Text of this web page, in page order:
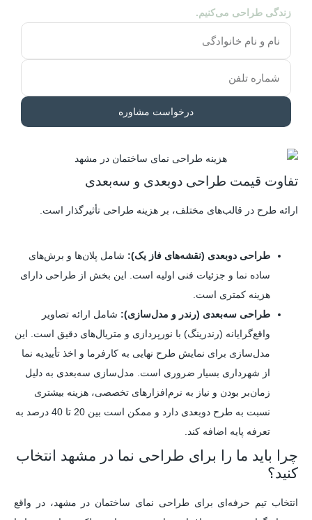
زندگی طراحی می‌کنیم.
درخواست مشاوره
تفاوت قیمت طراحی دوبعدی و سه‌بعدی
ارائه طرح در قالب‌های مختلف، بر هزینه طراحی تأثیرگذار است.
طراحی دوبعدی (نقشه‌های فاز یک): شامل پلان‌ها و برش‌های
ساده نما و جزئیات فنی اولیه است. این بخش از طراحی دارای
هزینه کمتری است.
طراحی سه‌بعدی (رندر و مدل‌سازی): شامل ارائه تصاویر
واقع‌گرایانه (رندرینگ) با نورپردازی و متریال‌های دقیق است. این
مدل‌سازی برای نمایش طرح نهایی به کارفرما و اخذ تأییدیه نما
از شهرداری بسیار ضروری است. مدل‌سازی سه‌بعدی به دلیل
زمان‌بر بودن و نیاز به نرم‌افزارهای تخصصی، هزینه بیشتری
نسبت به طرح دوبعدی دارد و ممکن است بین 20 تا 40 درصد به
تعرفه پایه اضافه کند.
چرا باید ما را برای طراحی نما در مشهد انتخاب
کنید؟
انتخاب تیم حرفه‌ای برای طراحی نمای ساختمان در مشهد، در واقع